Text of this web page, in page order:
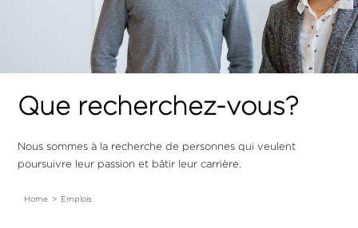
Que recherchez-vous?
Nous sommes à la recherche de personnes qui veulent
poursuivre leur passion et bâtir leur carrière.
Home Emplois